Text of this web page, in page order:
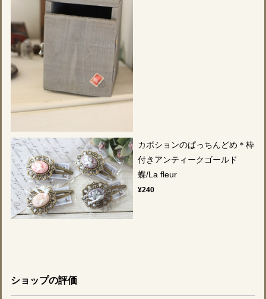
カボションのぱっちんどめ＊枠
付きアンティークゴールド
蝶/La fleur
¥240
ショップの評価